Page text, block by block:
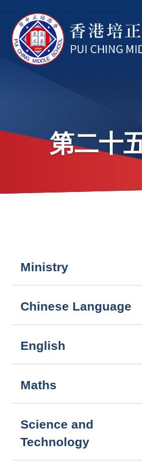
第二十
Main
navigation
Ministry
Chinese Language
English
Maths
Science and
Technology